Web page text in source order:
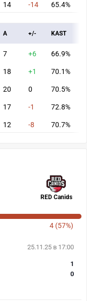
14 -14 65.4%
A +/- KAST
7 +6 66.9%
18 +1 70.1%
20 0 70.5%
17 -1 72.8%
12 -8 70.7%
RED Canids
4 (57%)
25.11.25 в 17:00
1
0